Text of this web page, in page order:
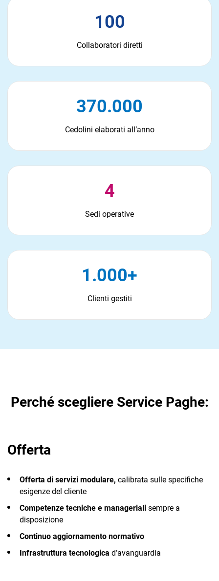
100
Collaboratori diretti
370.000
Cedolini elaborati all’anno
4
Sedi operative
1.000+
Clienti gestiti
Perché scegliere Service Paghe:
Offerta
Offerta di servizi modulare, calibrata sulle specifiche
esigenze del cliente
Competenze tecniche e manageriali sempre a
disposizione
Continuo aggiornamento normativo
Infrastruttura tecnologica d’avanguardia